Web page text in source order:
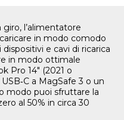
l’alimentatore
in modo comodo
e cavi di ricarica
in modo ottimale
Pro 14" (2021 o
a MagSafe 3 o un
modo puoi sfruttare la
al 50% in circa 30